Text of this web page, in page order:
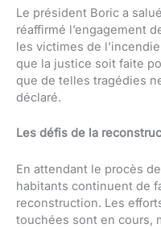
Le président Boric a
réaffirmé l’engagement
les victimes de
que la justice soit faite
que de telles tragédies
déclaré.
Les défis de la
En attendant le procès
habitants continuent de
reconstruction. Les
touchées sont en cours,